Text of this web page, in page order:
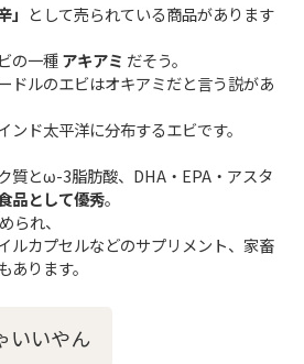
」 として売られている商品があります
の一種アキアミ だそう。
ドルのエビはオキアミだと言う説があ
ンド太平洋に分布するエビです。
質とω-3脂肪酸、DHA・EPA・アスタ
品として優秀。
られ、
ルカプセルなどのサプリメント、家畜
ります。
いいやん